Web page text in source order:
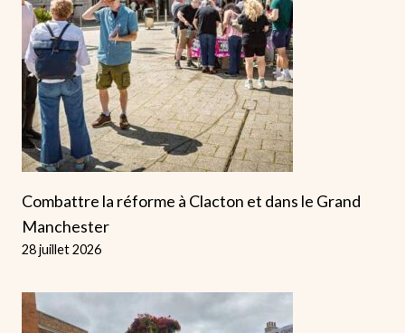
Combattre la réforme à Clacton et dans le Grand
Manchester
28 juillet 2026